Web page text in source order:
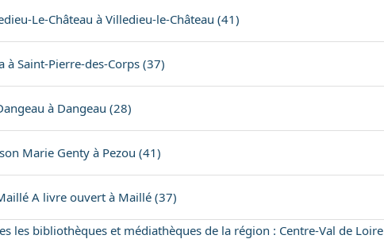
Le-Château à Villedieu-le-Château (41)
à Saint-Pierre-des-Corps (37)
à Dangeau (28)
Marie Genty à Pezou (41)
A livre ouvert à Maillé (37)
les bibliothèques et médiathèques de la région : Centre-Val de Loire